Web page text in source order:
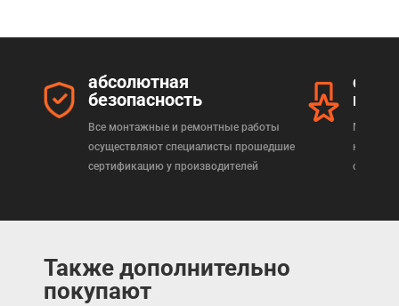
абсолютная
безопасность
Все монтажные и ремонтные работы
осуществляют специалисты прошедшие
сертификацию у производителей
Мы
Также дополнительно
покупают